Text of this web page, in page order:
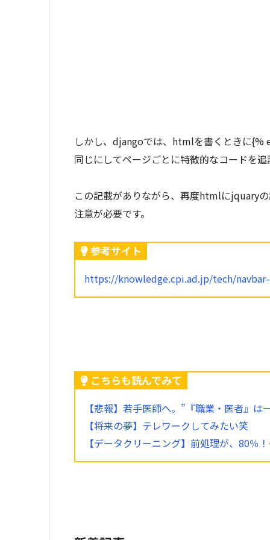
しかし、djangoでは、htmlを書くときに
同じにしてページごとに特徴的なコードを
この記載がありながら、再度htmlにjquary
注意が必要です。
参考サイト
https://knowledge.cpi.ad.jp/tech/
こちらも読んでみて
【悲報】若手医師へ。”『職業・医者』は
【将来の夢】テレワークしてみたい笑
【データクリーニング】前処理が、80％